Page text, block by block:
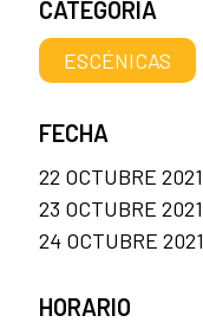
CATEGORÍA
ESCÉNICAS
FECHA
22 OCTUBRE 2021
23 OCTUBRE 2021
24 OCTUBRE 2021
HORARIO